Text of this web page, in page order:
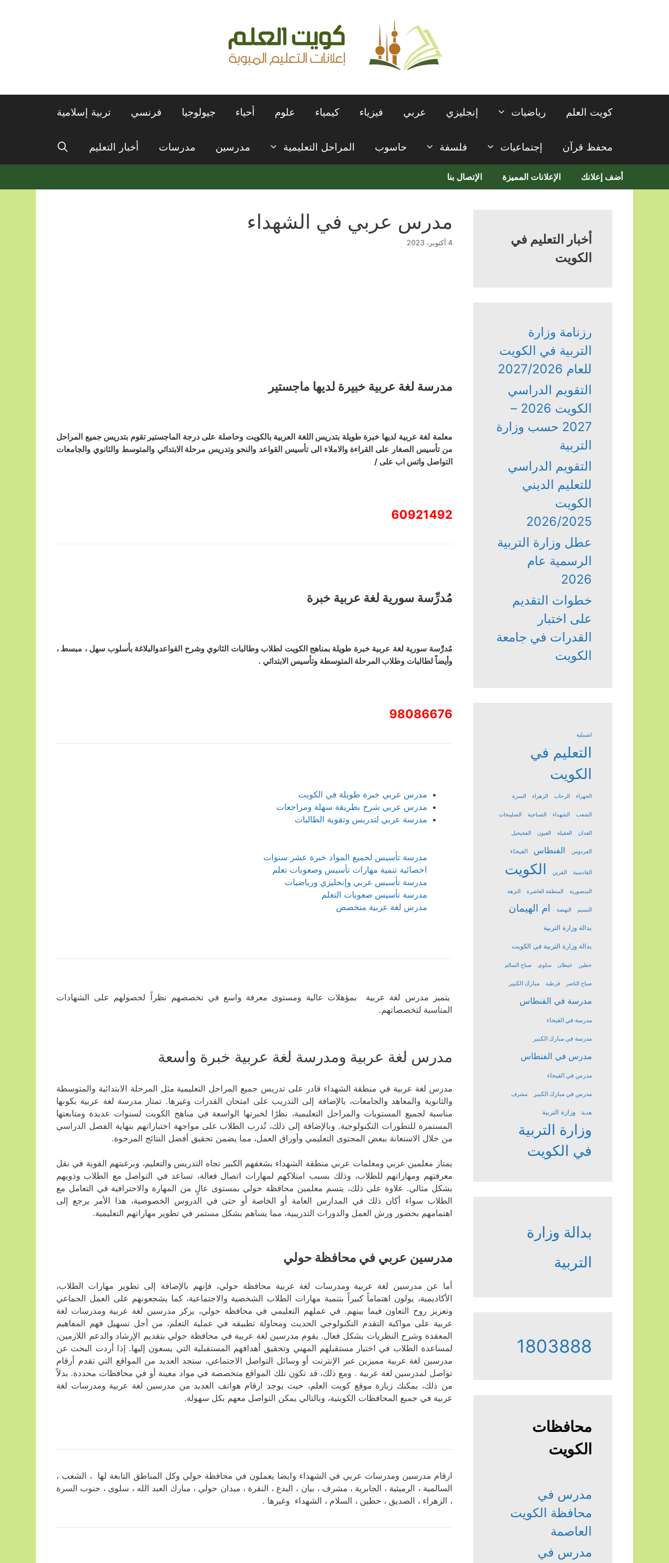
كويت العلم رياضيات إنجليزي عربي فيزياء كيمياء علوم أحياء جيولوجيا فرنسي تربية إسلامية
محفظ قرآن إجتماعيات فلسفة حاسوب المراحل التعليمية مدرسين مدرسات أخبار التعليم
أضف إعلانك الإعلانات المميزة الإتصال بنا
مدرس عربي في الشهداء
4 أكتوبر، 2023
مدرسة لغة عربية خبيرة لديها ماجستير
معلمة لغة عربية لديها خبرة طويلة بتدريس اللغة العربية بالكويت وحاصلة على درجة الماجستير تقوم بتدريس جميع المراحل
من تأسيس الصغار على القراءة والاملاء الى تأسيس القواعد والنحو وتدريس مرحلة الابتدائي والمتوسط والثانوي والجامعات
التواصل واتس اب على /
60921492
مُدرِّسة سورية لغة عربية خبرة
مُدرِّسة سورية لغة عربية خبرة طويلة بمناهج الكويت لطلاب وطالبات الثانوي وشرح القواعدوالبلاغة بأسلوب سهل ، مبسط ،
وأيضاً لطالبات وطلاب المرحلة المتوسطة وتأسيس الابتدائي .
98086676
مدرس عربي خبرة طويلة في الكويت
مدرس عربي شرح بطريقة سهلة ومراجعات
مدرسة عربي لتدريس وتقوية الطالبات
مدرسة تأسيس لجميع المواد خبرة عشر سنوات
اخصائية تنمية مهارات تأسيس وصعوبات تعلم
مدرسة تأسيس عربي وإنجليزي ورياضيات
مدرسة تأسيس صعوبات التعلم
مدرس لغة عربية متخصص
يتميز مدرس لغة عربية بمؤهلات عالية ومستوى معرفة واسع في تخصصهم نظراً لحصولهم على الشهادات
المناسبة لتخصصاتهم.
مدرس لغة عربية ومدرسة لغة عربية خبرة واسعة
مدرس لغة عربية في منطقة الشهداء قادر على تدريس جميع المراحل التعليمية مثل المرحلة الابتدائية والمتوسطة
والثانوية والمعاهد والجامعات، بالإضافة إلى التدريب على امتحان القدرات وغيرها. تمتاز مدرسة لغة عربية بكونها
مناسبة لجميع المستويات والمراحل التعليمية، نظرًا لخبرتها الواسعة في مناهج الكويت لسنوات عديدة ومتابعتها
المستمرة للتطورات التكنولوجية. وبالإضافة إلى ذلك، تُدرب الطلاب على مواجهة اختباراتهم بنهاية الفصل الدراسي
من خلال الاستعانة ببعض المحتوى التعليمي وأوراق العمل، مما يضمن تحقيق أفضل النتائج المرجوة.
يمتاز معلمين عربي ومعلمات عربي منطقة الشهداء بشغفهم الكبير تجاه التدريس والتعليم، وبرغبتهم القوية في نقل
معرفتهم ومهاراتهم للطلاب، وذلك بسبب امتلاكهم لمهارات اتصال فعالة، تساعد في التواصل مع الطلاب وذويهم
بشكل مثالي. علاوة على ذلك، يتسم معلمين محافظة حولي بمستوى عالٍ من المهارة والاحترافية في التعامل مع
الطلاب سواء أكان ذلك في المدارس العامة أو الخاصة أو حتى في الدروس الخصوصية، هذا الأمر يرجع إلى
اهتمامهم بحضور ورش العمل والدورات التدريبية، مما يساهم بشكل مستمر في تطوير مهاراتهم التعليمية.
مدرسين عربي في محافظة حولي
أما عن مدرسين لغة عربية ومدرسات لغة عربية محافظة حولي، فإنهم بالإضافة إلى تطوير مهارات الطلاب،
الأكاديمية، يولون اهتماماً كبيراً بتنمية مهارات الطلاب الشخصية والاجتماعية، كما يشجعونهم على العمل الجماعي
وتعزيز روح التعاون فيما بينهم. في عملهم التعليمي في محافظة حولي، يركز مدرسين لغة عربية ومدرسات لغة
عربية على مواكبة التقدم التكنولوجي الحديث ومحاولة تطبيقه في عملية التعلم، من أجل تسهيل فهم المفاهيم
المعقدة وشرح النظريات بشكل فعال. يقوم مدرسين لغة عربية في محافظة حولي بتقديم الإرشاد والدعم اللازمين،
لمساعدة الطلاب في اختيار مستقبلهم المهني وتحقيق أهدافهم المستقبلية التي يسعون إليها. إذا أردت البحث عن
مدرسين لغة عربية مميزين عبر الإنترنت أو وسائل التواصل الاجتماعي، ستجد العديد من المواقع التي تقدم أرقام
تواصل لمدرسين لغة عربية . ومع ذلك، قد تكون تلك المواقع متخصصة في مواد معينة أو في محافظات محددة. بدلاً
من ذلك، يمكنك زيارة موقع كويت العلم، حيث يوجد ارقام هواتف العديد من مدرسين لغة عربية ومدرسات لغة
عربية في جميع المحافظات الكويتية، وبالتالي يمكن التواصل معهم بكل سهولة.
ارقام مدرسين ومدرسات عربي في الشهداء وايضا يعملون في محافظة حولي وكل المناطق التابعة لها ، الشعب ،
السالمية ، الرميثية ، الجابرية ، مشرف ، بيان ، البدع ، النقرة ، ميدان حولي ، مبارك العبد الله ، سلوى ، جنوب السرة
، الزهراء ، الصديق ، حطين ، السلام ، الشهداء وغيرها .
أخبار التعليم في
الكويت
رزنامة وزارة
التربية في الكويت
للعام 2027/2026
التقويم الدراسي
الكويت 2026 –
2027 حسب وزارة
التربية
التقويم الدراسي
للتعليم الديني
الكويت
2026/2025
عطل وزارة التربية
الرسمية عام
2026
خطوات التقديم
على اختبار
القدرات في جامعة
الكويت
اشبيلية
التعليم في
الكويت
الجهراء الرحاب الزهراء السرة
الشعب الشهداء الصباحية الصليبخات
العدان العقيلة العيون الفحيحيل
الفردوس الفنطاس الفيحاء
القادسية القرين الكويت
المنصورية المنطقة العاشرة النزهة
النسيم النهضة ام الهيمان
بدالة وزارة التربية
بدالة وزارة التربية في الكويت
حطين خيطان سلوى صباح السالم
صباح الناصر قرطبة مبارك الكبير
مدرسة في الفنطاس
مدرسة في الفيحاء
مدرسة في مبارك الكبير
مدرس في الفنطاس
مدرس في الفيحاء
مدرس في مبارك الكبير مشرف
هدية وزارة التربية
وزارة التربية
في الكويت
بدالة وزارة
التربية
1803888
محافظات
الكويت
مدرس في
محافظة الكويت
العاصمة
مدرس في